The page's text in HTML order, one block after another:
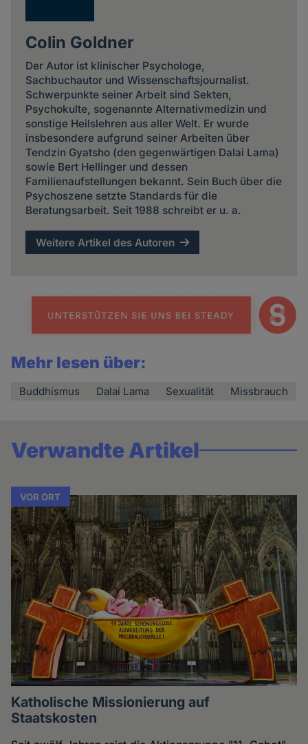
Colin Goldner
Der Autor ist klinischer Psychologe,
Sachbuchautor und Wissenschaftsjournalist.
Schwerpunkte seiner Arbeit sind Sekten,
Psychokulte, sogenannte Alternativmedizin und
sonstige Heilslehren aus aller Welt. Er wurde
insbesondere aufgrund seiner Arbeiten über
Tendzin Gyatsho (den gegenwärtigen Dalai Lama)
sowie Bert Hellinger und dessen
Familienaufstellungen bekannt. Sein Buch über die
Psychoszene setzte Standards für die
Beratungsarbeit. Seit 1988 schreibt er u. a.
Weitere Artikel des Autoren
Mehr lesen über:
Buddhismus Dalai Lama Sexualität Missbrauch
Verwandte Artikel
VOR ORT
Katholische Missionierung auf
Staatskosten